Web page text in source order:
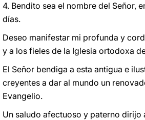
4. Bendito sea el nombre del Señor,
días.
Deseo manifestar mi profunda y
y a los fieles de la Iglesia ortodoxa
El Señor bendiga a esta antigua e
creyentes a dar al mundo un
Evangelio.
Un saludo afectuoso y paterno dirijo